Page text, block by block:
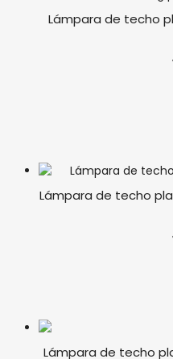
Lámpara de techo
Lámpara de techo
Lámpara de techo